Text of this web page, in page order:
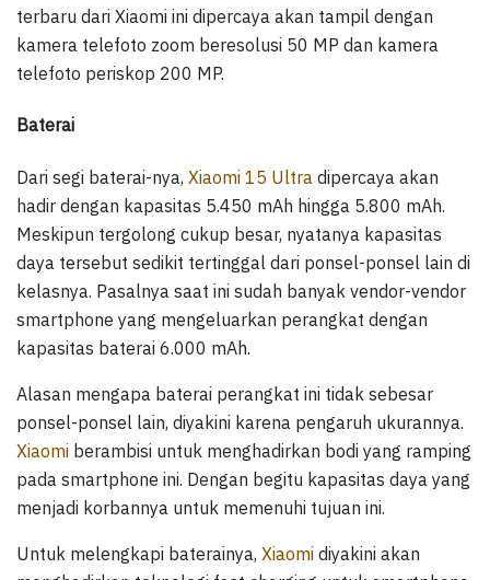
terbaru dari Xiaomi ini dipercaya akan tampil dengan
kamera telefoto zoom beresolusi 50 MP dan kamera
telefoto periskop 200 MP.
Baterai
Dari segi baterai-nya, Xiaomi 15 Ultra dipercaya akan
hadir dengan kapasitas 5.450 mAh hingga 5.800 mAh.
Meskipun tergolong cukup besar, nyatanya kapasitas
daya tersebut sedikit tertinggal dari ponsel-ponsel lain di
kelasnya. Pasalnya saat ini sudah banyak vendor-vendor
smartphone yang mengeluarkan perangkat dengan
kapasitas baterai 6.000 mAh.
Alasan mengapa baterai perangkat ini tidak sebesar
ponsel-ponsel lain, diyakini karena pengaruh ukurannya.
Xiaomi berambisi untuk menghadirkan bodi yang ramping
pada smartphone ini. Dengan begitu kapasitas daya yang
menjadi korbannya untuk memenuhi tujuan ini.
Untuk melengkapi baterainya, Xiaomi diyakini akan